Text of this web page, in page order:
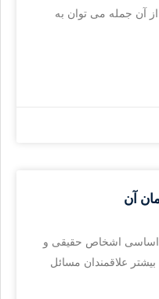
آن جمله می توان به
آن
اساسی اشخاص حقیقی و
علاقمندان مسائل